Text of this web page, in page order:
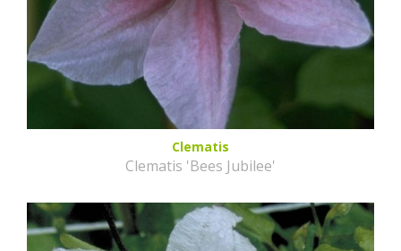
Clematis
Clematis 'Bees Jubilee'